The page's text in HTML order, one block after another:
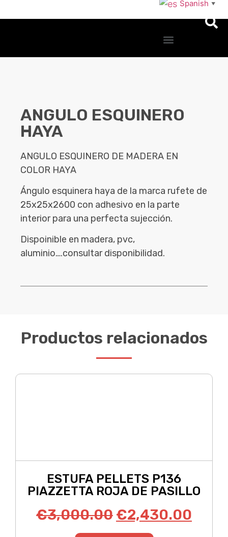
Spanish ▼
ANGULO ESQUINERO
HAYA
ANGULO ESQUINERO DE MADERA EN
COLOR HAYA
Ángulo esquinera haya de la marca rufete de
25x25x2600 con adhesivo en la parte
interior para una perfecta sujección.
Dispoinible en madera, pvc,
aluminio….consultar disponibilidad.
Productos relacionados
ESTUFA PELLETS P136
PIAZZETTA ROJA DE PASILLO
€3,000.00 €2,430.00